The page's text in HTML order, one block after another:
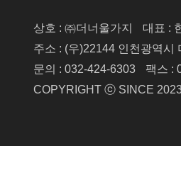
상호 : ㈜더너울가지 대표 :
주소 : (우)22144 인천광역시
문의 : 032-424-6303
팩스 :
COPYRIGHT ⓒ SINCE